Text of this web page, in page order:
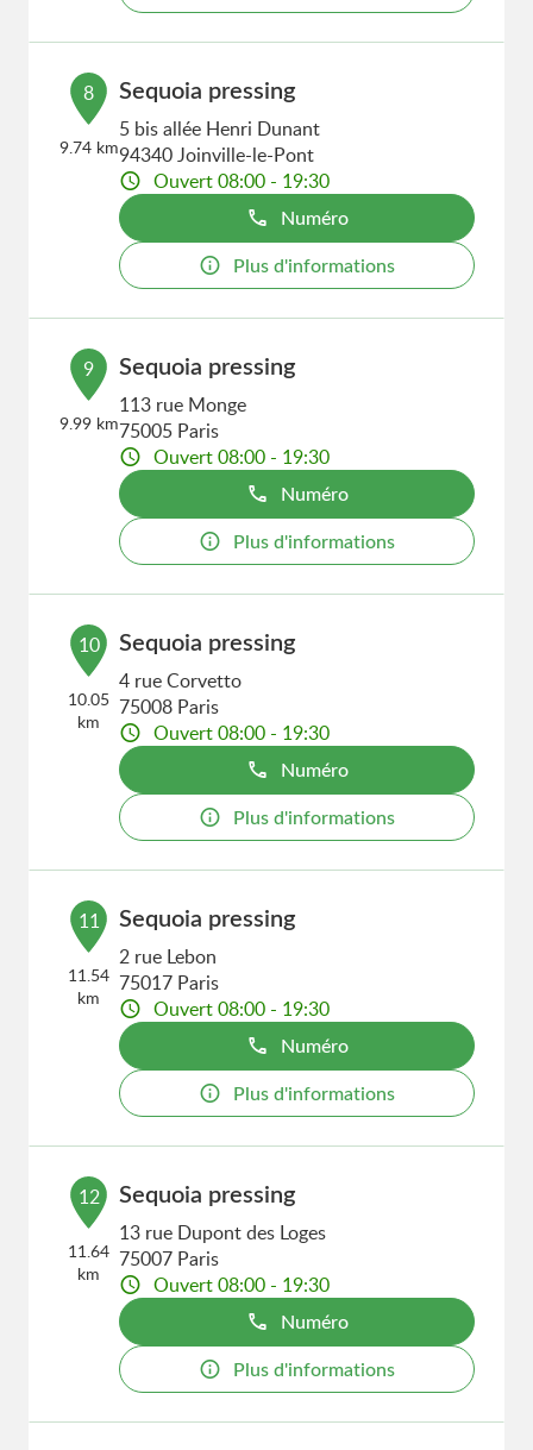
8
9.74 km
Sequoia pressing
5 bis allée Henri Dunant
94340 Joinville-le-Pont
Ouvert 08:00 - 19:30
Numéro
Plus d'informations
9
9.99 km
Sequoia pressing
113 rue Monge
75005 Paris
Ouvert 08:00 - 19:30
Numéro
Plus d'informations
10
10.05
km
Sequoia pressing
4 rue Corvetto
75008 Paris
Ouvert 08:00 - 19:30
Numéro
Plus d'informations
11
11.54
km
Sequoia pressing
2 rue Lebon
75017 Paris
Ouvert 08:00 - 19:30
Numéro
Plus d'informations
12
11.64
km
Sequoia pressing
13 rue Dupont des Loges
75007 Paris
Ouvert 08:00 - 19:30
Numéro
Plus d'informations